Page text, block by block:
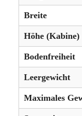
Breite
Höhe (Kabine)
Bodenfreiheit
Leergewicht
Maximales